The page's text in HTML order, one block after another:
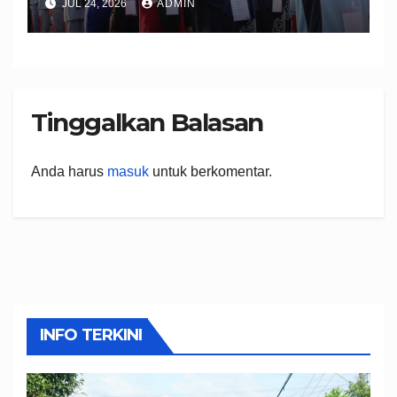
Peserta Didik Berkarakter,
Disiplin, dan Berprestasi
JUL 24, 2026 ADMIN
Tinggalkan Balasan
Anda harus masuk untuk berkomentar.
INFO TERKINI